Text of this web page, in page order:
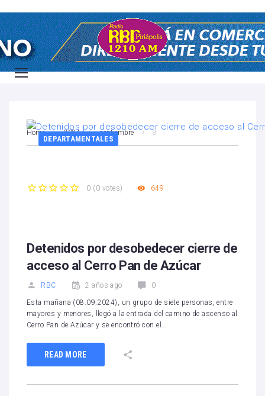
Home 2024 septiembre 8
DEPARTAMENTALES
0 ( 0 votes) 649
Detenidos por desobedecer cierre de
acceso al Cerro Pan de Azúcar
RBC 2 años ago 0
Esta mañana (08.09.2024), un grupo de siete personas, entre
mayores y menores, llegó a la entrada del camino de ascenso al
Cerro Pan de Azúcar y se encontró con el…
READ MORE